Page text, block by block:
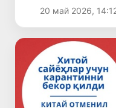
20 май 2026,